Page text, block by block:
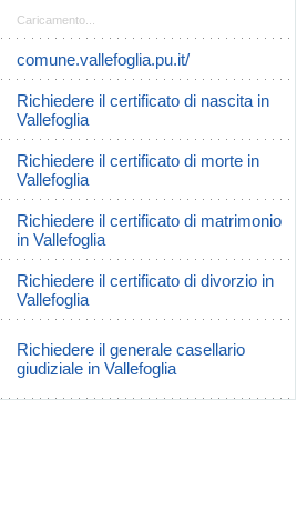
Caricamento...
comune.vallefoglia.pu.it/
Richiedere il certificato di nascita in
Vallefoglia
Richiedere il certificato di morte in
Vallefoglia
Richiedere il certificato di matrimonio
in Vallefoglia
Richiedere il certificato di divorzio in
Vallefoglia
Richiedere il generale casellario
giudiziale in Vallefoglia